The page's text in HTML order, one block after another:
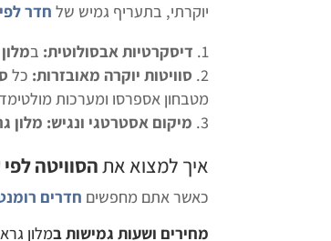
יוקרתי, בתעריף גמיש של חדר
דיסקרטיות אבסולוטית: ב
סוויטות יוקרה מאובזרות: כל
מטבחון אספרסו ומערכות
מיקום אסטרטגי ונגיש: מלון
איך למצוא אתהסוויטה
כאשר אתם מחפשים חדרים
מחירים ושעות גמישות במלון